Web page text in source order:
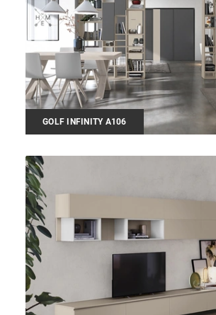
GOLF INFINITY A106